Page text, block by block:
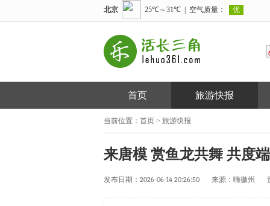
首页 旅游快报
当前位置： 首页 > 旅游快报
来唐模 赏鱼龙共舞 共度
发布日期： 2026-06-14 20:26:50 来源： 嗨徽州